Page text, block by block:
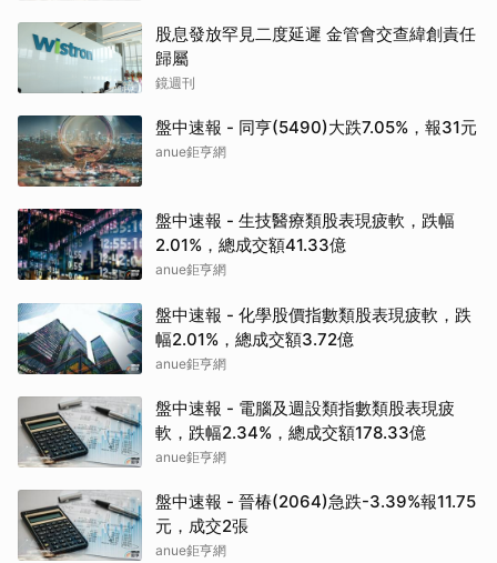
股息發放罕見二度延遲 金管會交查緯創責任
歸屬
鏡週刊
盤中速報 - 同亨(5490)大跌7.05%，報31元
anue鉅亨網
盤中速報 - 生技醫療類股表現疲軟，跌幅
2.01%，總成交額41.33億
anue鉅亨網
盤中速報 - 化學股價指數類股表現疲軟，跌
幅2.01%，總成交額3.72億
anue鉅亨網
盤中速報 - 電腦及週設類指數類股表現疲
軟，跌幅2.34%，總成交額178.33億
anue鉅亨網
盤中速報 - 晉椿(2064)急跌-3.39%報11.75
元，成交2張
anue鉅亨網